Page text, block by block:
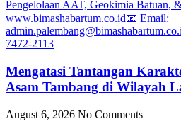
Mengatasi Tantangan
Asam Tambang di Wilayah
August 6, 2026 No Comments